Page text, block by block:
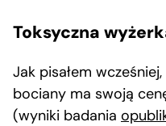
Toksyczna
Jak pisałem
bociany ma swoją
(wyniki badania